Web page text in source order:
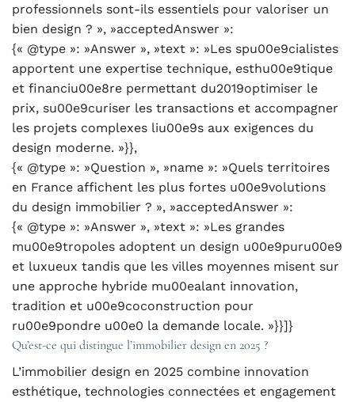
professionnels sont-ils essentiels pour valoriser un
bien design ? », »acceptedAnswer »:
{« @type »: »Answer », »text »: »Les spu00e9cialistes
apportent une expertise technique, esthu00e9tique
et financiu00e8re permettant du2019optimiser le
prix, su00e9curiser les transactions et accompagner
les projets complexes liu00e9s aux exigences du
design moderne. »}},
{« @type »: »Question », »name »: »Quels territoires
en France affichent les plus fortes u00e9volutions
du design immobilier ? », »acceptedAnswer »:
{« @type »: »Answer », »text »: »Les grandes
mu00e9tropoles adoptent un design u00e9puru00e9
et luxueux tandis que les villes moyennes misent sur
une approche hybride mu00ealant innovation,
tradition et u00e9coconstruction pour
ru00e9pondre u00e0 la demande locale. »}}]}
Qu’est-ce qui distingue l’immobilier design en 2025 ?
L’immobilier design en 2025 combine innovation
esthétique, technologies connectées et engagement